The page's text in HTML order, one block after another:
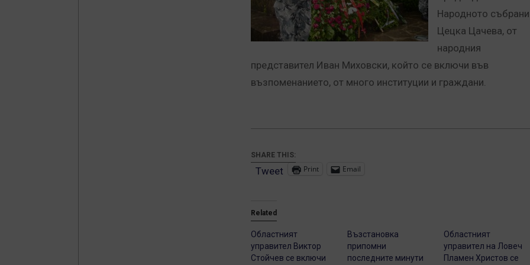
Народното
Цецка Цачева, от
народния
представител Иван Миховски, който се включи във
възпоменанието, от много институции и граждани.
SHARE THIS:
Tweet Print Email
Related
Областният
управител Виктор
Стойчев се включи
Възстановка
припомни
последните минути
Областният
управител на Ловеч
Пламен Христов се